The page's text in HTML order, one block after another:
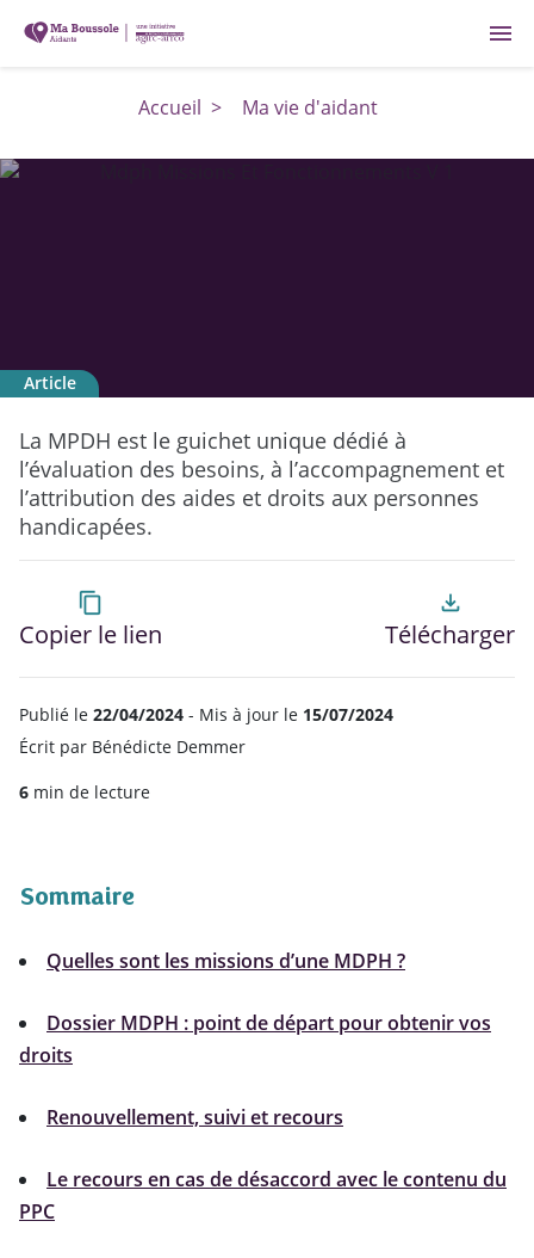
menu
Accueil > Ma vie d'aidant
Article
La MPDH est le guichet unique dédié à
l’évaluation des besoins, à l’accompagnement et
l’attribution des aides et droits aux personnes
handicapées.
content_copy
Copier le lien
file_download
Télécharger
Publié le 22/04/2024 - Mis à jour le 15/07/2024
Écrit par Bénédicte Demmer
6 min de lecture
Sommaire
Quelles sont les missions d’une MDPH ?
Dossier MDPH : point de départ pour obtenir vos
droits
Renouvellement, suivi et recours
Le recours en cas de désaccord avec le contenu du
PPC